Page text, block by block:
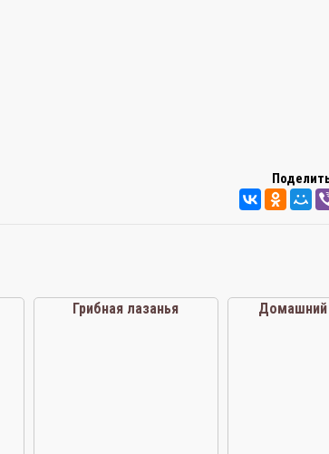
Грибная лазанья Домашний